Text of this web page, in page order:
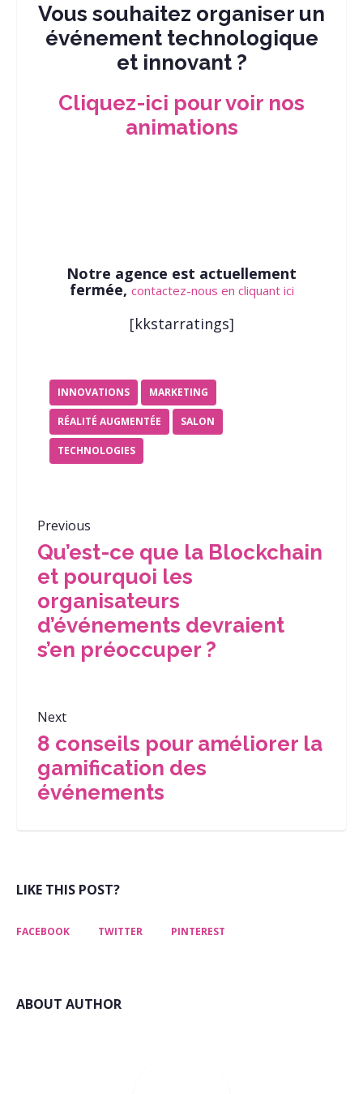
Vous souhaitez organiser un
événement technologique
et innovant ?
Cliquez-ici pour voir nos
animations
Notre agence est actuellement
fermée, contactez-nous en cliquant ici
[kkstarratings]
INNOVATIONS MARKETING
RÉALITÉ AUGMENTÉE SALON
TECHNOLOGIES
Previous
Qu’est-ce que la Blockchain
et pourquoi les
organisateurs
d’événements devraient
s’en préoccuper ?
Next
8 conseils pour améliorer la
gamification des
événements
LIKE THIS POST?
FACEBOOK TWITTER PINTEREST
ABOUT AUTHOR